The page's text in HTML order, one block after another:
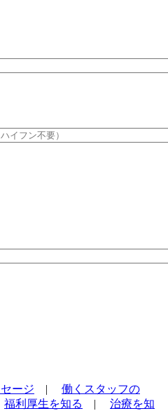
ージ | 働くスタッフの
福利厚生を知る | 治療を知